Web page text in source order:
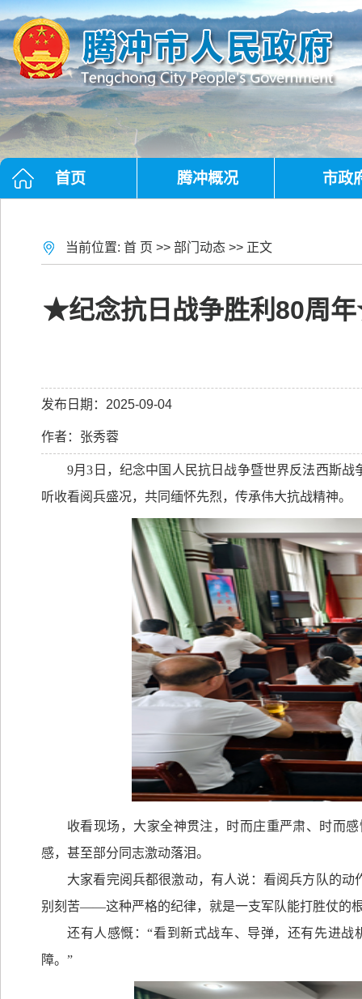
首页 腾冲概况 市政
当前位置: 首 页 >> 部门动态 >> 正文
★纪念抗日战争胜利80周
发布日期：2025-09-04
作者：张秀蓉
9月3 日，纪念中国人民抗日战争暨世界反法西斯战
听收看阅兵盛况，共同缅怀先烈，传承伟大抗战精神。
收看现场，大家全神贯注，时而庄重严肃、时而
感，甚至部分同志激动落泪。
大家看完阅兵都很激动，有人说：看阅兵方队的
别刻苦——这种严格的纪律，就是一支军队能打胜仗的
还有人感慨：“看到新式战车、导弹，还有先进
障。”